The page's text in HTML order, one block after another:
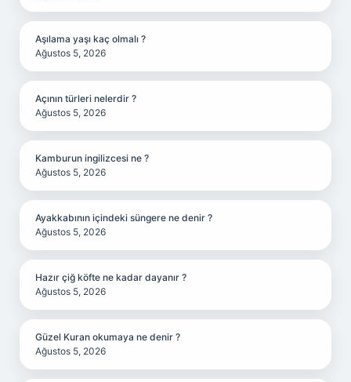
Aşılama yaşı kaç olmalı ?
Ağustos 5, 2026
Açının türleri nelerdir ?
Ağustos 5, 2026
Kamburun ingilizcesi ne ?
Ağustos 5, 2026
Ayakkabının içindeki süngere ne denir ?
Ağustos 5, 2026
Hazır çiğ köfte ne kadar dayanır ?
Ağustos 5, 2026
Güzel Kuran okumaya ne denir ?
Ağustos 5, 2026